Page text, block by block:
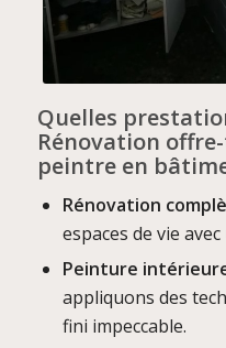
Quelles
Rénovation
peintre en
Rénovation
espaces de vie
Peinture
appliquons des
fini impeccable.